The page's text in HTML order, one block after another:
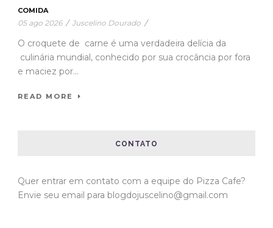
COMIDA
05 ago 2026 / Juscelino Dourado /
O croquete de carne é uma verdadeira delícia da
culinária mundial, conhecido por sua crocância por fora
e maciez por...
READ MORE
CONTATO
Quer entrar em contato com a equipe do Pizza Cafe?
Envie seu email para blogdojuscelino@gmail.com